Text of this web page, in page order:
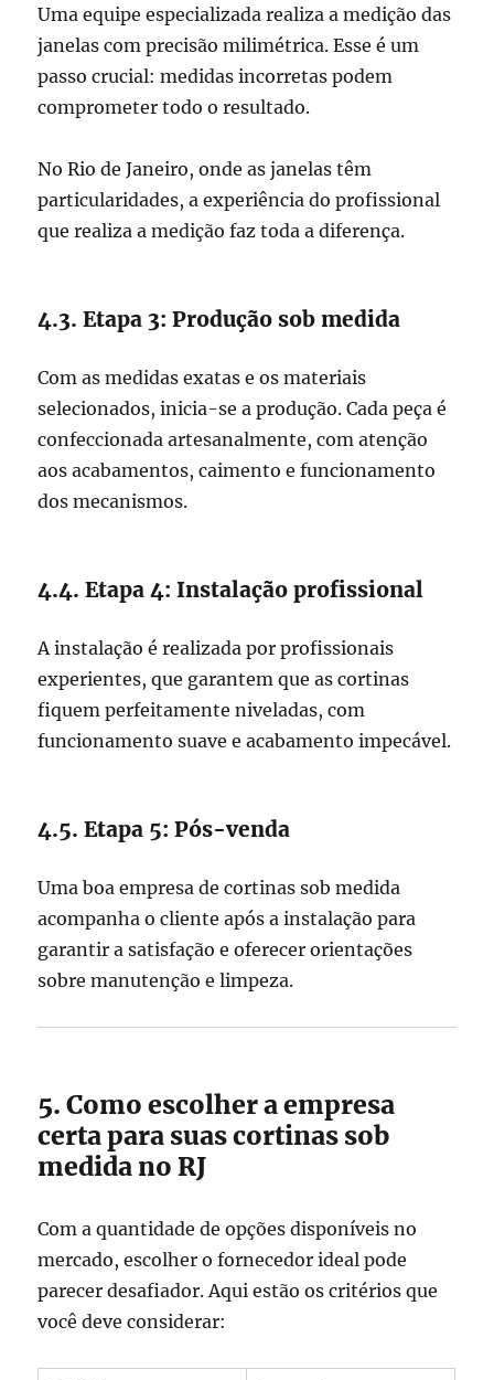
Uma equipe especializada realiza a medição das
janelas com precisão milimétrica. Esse é um
passo crucial: medidas incorretas podem
comprometer todo o resultado.
No Rio de Janeiro, onde as janelas têm
particularidades, a experiência do profissional
que realiza a medição faz toda a diferença.
4.3. Etapa 3: Produção sob medida
Com as medidas exatas e os materiais
selecionados, inicia-se a produção. Cada peça é
confeccionada artesanalmente, com atenção
aos acabamentos, caimento e funcionamento
dos mecanismos.
4.4. Etapa 4: Instalação profissional
A instalação é realizada por profissionais
experientes, que garantem que as cortinas
fiquem perfeitamente niveladas, com
funcionamento suave e acabamento impecável.
4.5. Etapa 5: Pós-venda
Uma boa empresa de cortinas sob medida
acompanha o cliente após a instalação para
garantir a satisfação e oferecer orientações
sobre manutenção e limpeza.
5. Como escolher a empresa
certa para suas cortinas sob
medida no RJ
Com a quantidade de opções disponíveis no
mercado, escolher o fornecedor ideal pode
parecer desafiador. Aqui estão os critérios que
você deve considerar: